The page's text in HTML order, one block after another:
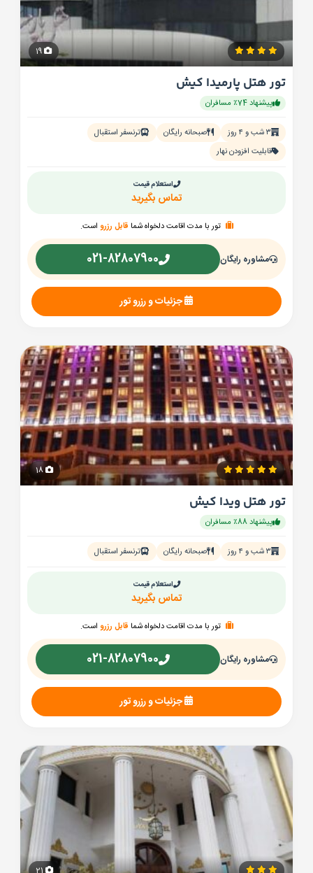
تور هتل پارمیدا کیش
پیشنهاد 74٪ مسافران
۳ شب و ۴ روز صبحانه رایگان
ترنسفر استقبال
قابلیت افزودن نهار
استعلام قیمت
تماس بگیرید
تور با مدت اقامت دلخواه شما قابل رزرو است.
مشاوره رایگان 021-82807900
جزئیات و رزرو تور
18
تور هتل ویدا کیش
پیشنهاد 88٪ مسافران
۳ شب و ۴ روز صبحانه رایگان ترنسفر استقبال
استعلام قیمت
تماس بگیرید
تور با مدت اقامت دلخواه شما قابل رزرو است.
مشاوره رایگان 021-82807900
جزئیات و رزرو تور